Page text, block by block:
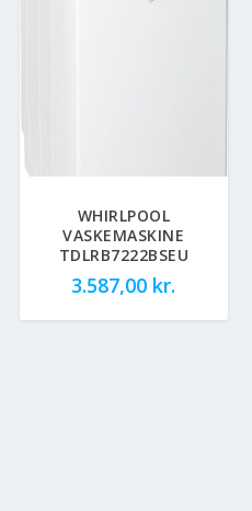
WHIRLPOOL
VASKEMASKINE
TDLRB7222BSEU
3.587,00 kr.